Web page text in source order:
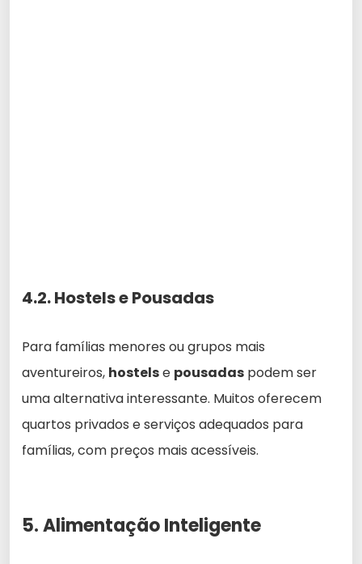
4.2. Hostels e Pousadas
Para famílias menores ou grupos mais
aventureiros, hostelse pousadas podem ser
uma alternativa interessante. Muitos oferecem
quartos privados e serviços adequados para
famílias, com preços mais acessíveis.
5. Alimentação Inteligente